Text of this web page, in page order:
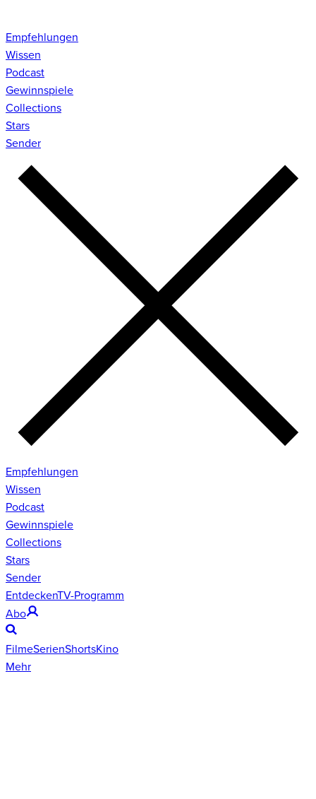
Empfehlungen
Wissen
Podcast
Gewinnspiele
Collections
Stars
Sender
Empfehlungen
Wissen
Podcast
Gewinnspiele
Collections
Stars
Sender
EntdeckenTV-Programm
Abo
FilmeSerienShortsKino
Mehr